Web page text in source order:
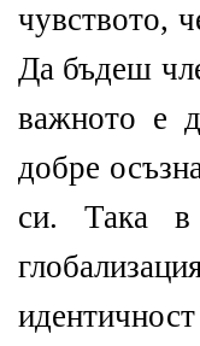
чувството,
Да бъдеш
важното е
добре
си. Така в